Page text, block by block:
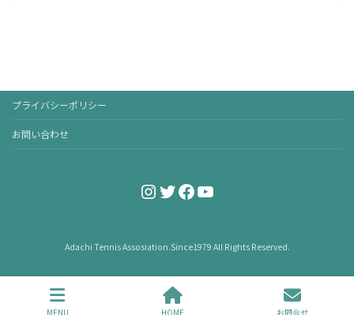
プライバシーポリシー
お問い合わせ
Instagram
Twitter
Facebook
YouTube
Adachi Tennis Assosiation.Since1979 All Rights Reserved.
MENU HOME お問合せ